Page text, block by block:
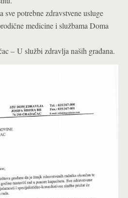
sve potrebne zdravstvene usluge
medicine i službama Doma
– U službi zdravlja naših građana.